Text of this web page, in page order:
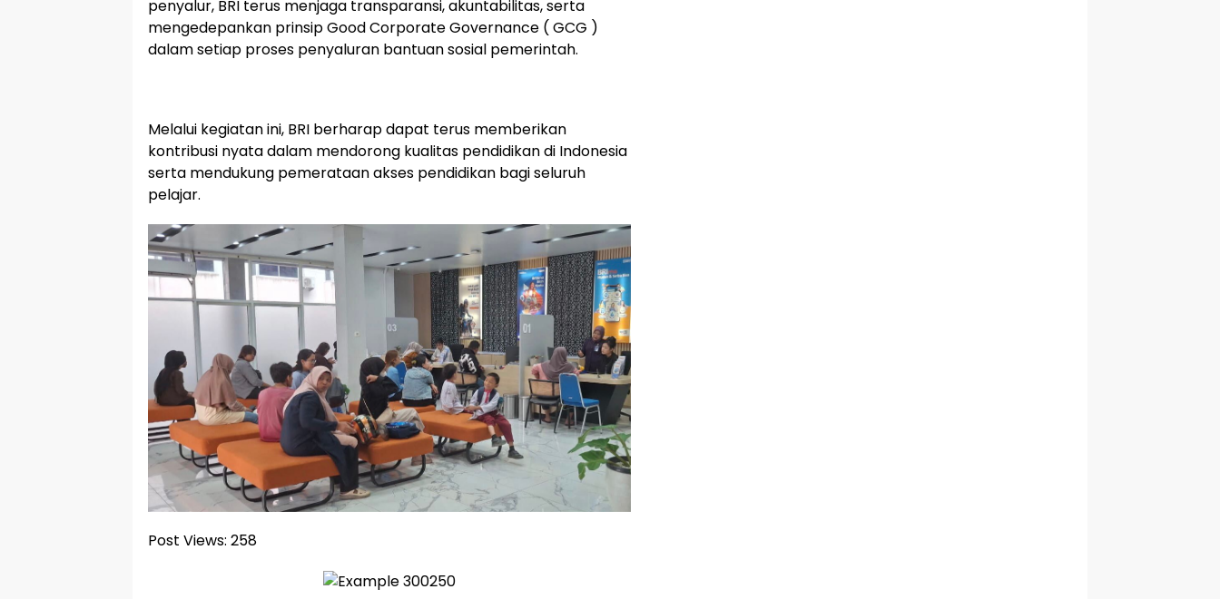
penyalur, BRI terus menjaga transparansi, akuntabilitas, serta
mengedepankan prinsip Good Corporate Governance ( GCG )
dalam setiap proses penyaluran bantuan sosial pemerintah.
Melalui kegiatan ini, BRI berharap dapat terus memberikan
kontribusi nyata dalam mendorong kualitas pendidikan di Indonesia
serta mendukung pemerataan akses pendidikan bagi seluruh
pelajar.
Post Views: 258